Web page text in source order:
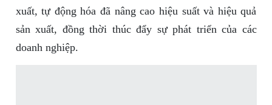
xuất, tự động hóa đã nâng cao hiệu suất và hiệu quả
sản xuất, đồng thời thúc đẩy sự phát triển của các
doanh nghiệp.